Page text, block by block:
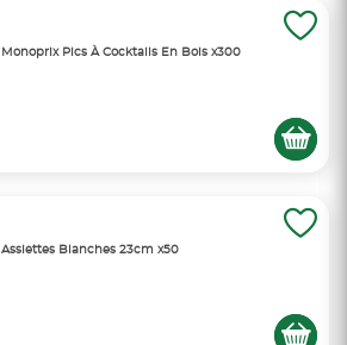
Monoprix Pics À Cocktails En Bois x300
Assiettes Blanches 23cm x50